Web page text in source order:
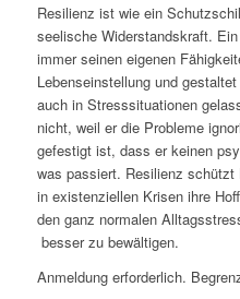
Resilienz ist wie ein
seelische Widerstandskraft.
immer seinen eigenen
Lebenseinstellung und
auch in Stresssituationen
nicht, weil er die Probleme
gefestigt ist, dass er keinen
was passiert. Resilienz schützt
in existenziellen Krisen ihre
den ganz normalen
besser zu bewältigen.
Anmeldung erforderlich.